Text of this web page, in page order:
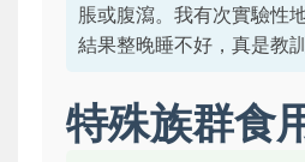
脹或腹瀉。我有次實驗性
結果整晚睡不好，真是教訓
特殊族群食